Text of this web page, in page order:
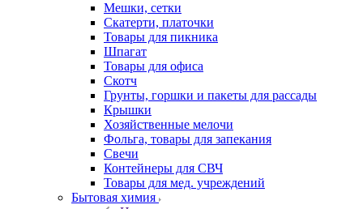
Мешки, сетки
Скатерти, платочки
Товары для пикника
Шпагат
Товары для офиса
Скотч
Грунты, горшки и пакеты для рассады
Крышки
Хозяйственные мелочи
Фольга, товары для запекания
Свечи
Контейнеры для СВЧ
Товары для мед. учреждений
Бытовая химия